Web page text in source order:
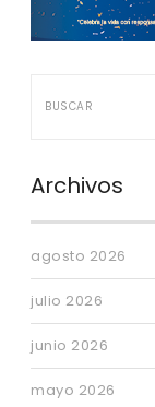
Archivos
agosto 2026
julio 2026
junio 2026
mayo 2026